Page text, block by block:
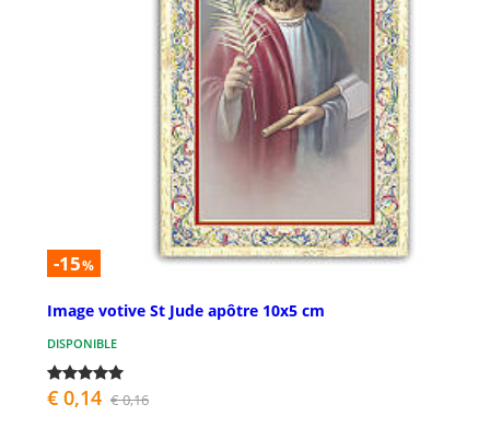
-15%
Image votive St Jude apôtre 10x5 cm
DISPONIBLE
€ 0,14 € 0,16